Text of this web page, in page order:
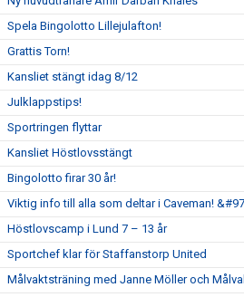
Spela Bingolotto Lillejulafton!
Grattis Torn!
Kansliet stängt idag 8/12
Julklappstips!
Sportringen flyttar
Kansliet Höstlovsstängt
Bingolotto firar 30 år!
Viktig info till alla som deltar i Caveman!
Höstlovscamp i Lund 7 – 13 år
Sportchef klar för Staffanstorp United
Målvaktsträning med Janne Möller och